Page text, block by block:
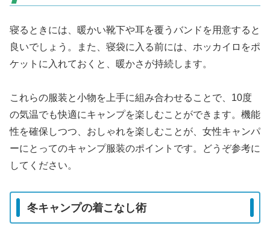
寝るときには、暖かい靴下や耳を覆うバンドを用意すると
良いでしょう。また、寝袋に入る前には、ホッカイロをポ
ケットに入れておくと、暖かさが持続します。
これらの服装と小物を上手に組み合わせることで、10度
の気温でも快適にキャンプを楽しむことができます。機能
性を確保しつつ、おしゃれを楽しむことが、女性キャンパ
ーにとってのキャンプ服装のポイントです。どうぞ参考に
してください。
冬キャンプの着こなし術